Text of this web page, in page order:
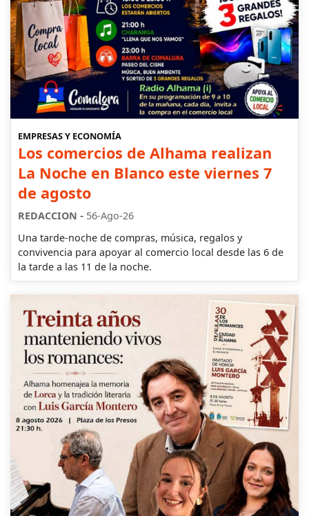
EMPRESAS Y ECONOMÍA
Los comercios de Alhama realizan
La Noche en Blanco este viernes 7
de agosto
REDACCION - 56-Ago-26
Una tarde-noche de compras, música, regalos y
convivencia para apoyar al comercio local desde las 6 de
la tarde a las 11 de la noche.